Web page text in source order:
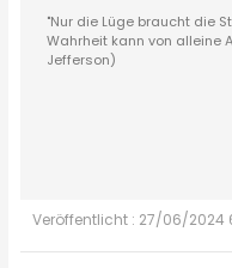
"Nur die Lüge braucht die
Wahrheit kann von alleine
Jefferson)
Veröffentlicht : 27/06/2024